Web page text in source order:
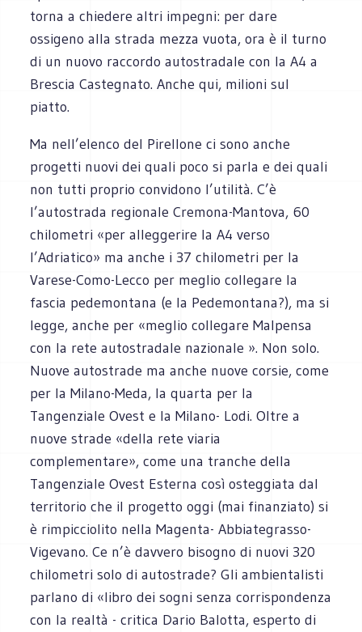
torna a chiedere altri impegni: per dare
ossigeno alla strada mezza vuota, ora è il turno
di un nuovo raccordo autostradale con la A4 a
Brescia Castegnato. Anche qui, milioni sul
piatto.
Ma nell’elenco del Pirellone ci sono anche
progetti nuovi dei quali poco si parla e dei quali
non tutti proprio convidono l’utilità. C’è
l’autostrada regionale Cremona-Mantova, 60
chilometri «per alleggerire la A4 verso
l’Adriatico» ma anche i 37 chilometri per la
Varese-Como-Lecco per meglio collegare la
fascia pedemontana (e la Pedemontana?), ma si
legge, anche per «meglio collegare Malpensa
con la rete autostradale nazionale ». Non solo.
Nuove autostrade ma anche nuove corsie, come
per la Milano-Meda, la quarta per la
Tangenziale Ovest e la Milano- Lodi. Oltre a
nuove strade «della rete viaria
complementare», come una tranche della
Tangenziale Ovest Esterna così osteggiata dal
territorio che il progetto oggi (mai finanziato) si
è rimpicciolito nella Magenta- Abbiategrasso-
Vigevano. Ce n’è davvero bisogno di nuovi 320
chilometri solo di autostrade? Gli ambientalisti
parlano di «libro dei sogni senza corrispondenza
con la realtà - critica Dario Balotta, esperto di